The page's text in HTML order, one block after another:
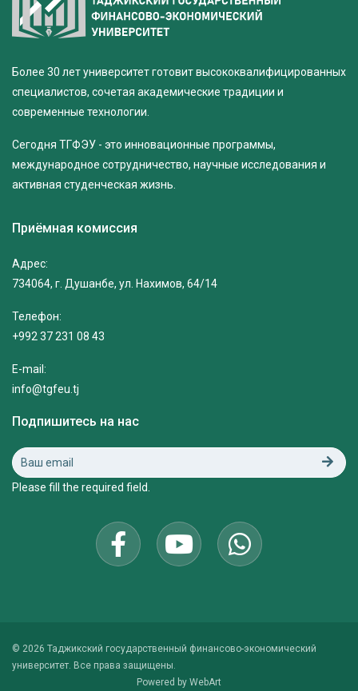
Более 30 лет университет готовит высококвалифицированных
специалистов, сочетая академические традиции и
современные технологии.
Сегодня ТГФЭУ - это инновационные программы,
международное сотрудничество, научные исследования и
активная студенческая жизнь.
Приёмная комиссия
Адрес:
734064, г. Душанбе, ул. Нахимов, 64/14
Телефон:
+992 37 231 08 43
E-mail:
info@tgfeu.tj
Подпишитесь на нас
Please fill the required field.
© 2026 Таджикский государственный финансово-экономический
университет. Все права защищены.
Powered by WebArt